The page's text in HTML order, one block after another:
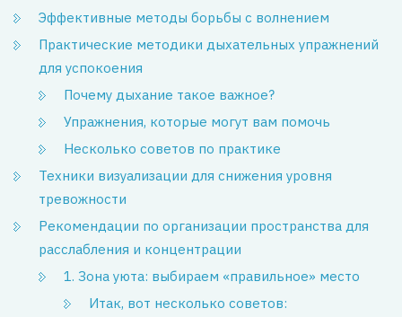
Эффективные методы борьбы с волнением
Практические методики дыхательных упражнений
для успокоения
Почему дыхание такое важное?
Упражнения, которые могут вам помочь
Несколько советов по практике
Техники визуализации для снижения уровня
тревожности
Рекомендации по организации пространства для
расслабления и концентрации
1. Зона уюта: выбираем «правильное» место
Итак, вот несколько советов: